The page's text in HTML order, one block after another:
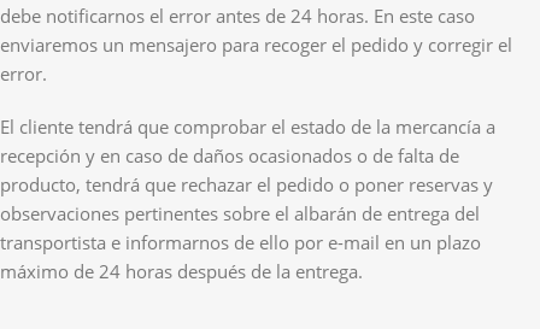
debe notificarnos el error antes de 24 horas. En este caso
enviaremos un mensajero para recoger el pedido y corregir el
error.
El cliente tendrá que comprobar el estado de la mercancía a
recepción y en caso de daños ocasionados o de falta de
producto, tendrá que rechazar el pedido o poner reservas y
observaciones pertinentes sobre el albarán de entrega del
transportista e informarnos de ello por e-mail en un plazo
máximo de 24 horas después de la entrega.